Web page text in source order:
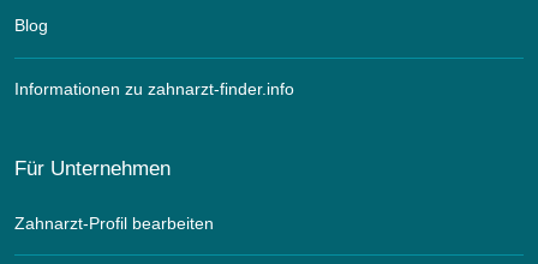
Blog
Informationen zu zahnarzt-finder.info
Für Unternehmen
Zahnarzt-Profil bearbeiten